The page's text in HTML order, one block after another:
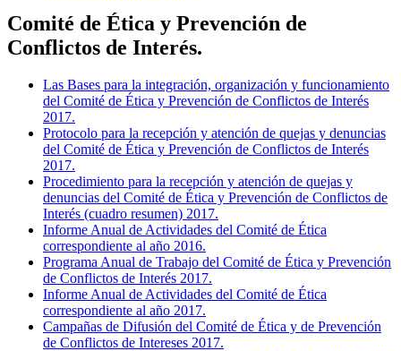
Comité de Ética y Prevención de
Conflictos de Interés.
Las Bases para la integración, organización y funcionamiento
del Comité de Ética y Prevención de Conflictos de Interés
2017.
Protocolo para la recepción y atención de quejas y denuncias
del Comité de Ética y Prevención de Conflictos de Interés
2017.
Procedimiento para la recepción y atención de quejas y
denuncias del Comité de Ética y Prevención de Conflictos de
Interés (cuadro resumen) 2017.
Informe Anual de Actividades del Comité de Ética
correspondiente al año 2016.
Programa Anual de Trabajo del Comité de Ética y Prevención
de Conflictos de Interés 2017.
Informe Anual de Actividades del Comité de Ética
correspondiente al año 2017.
Campañas de Difusión del Comité de Ética y de Prevención
de Conflictos de Intereses 2017.